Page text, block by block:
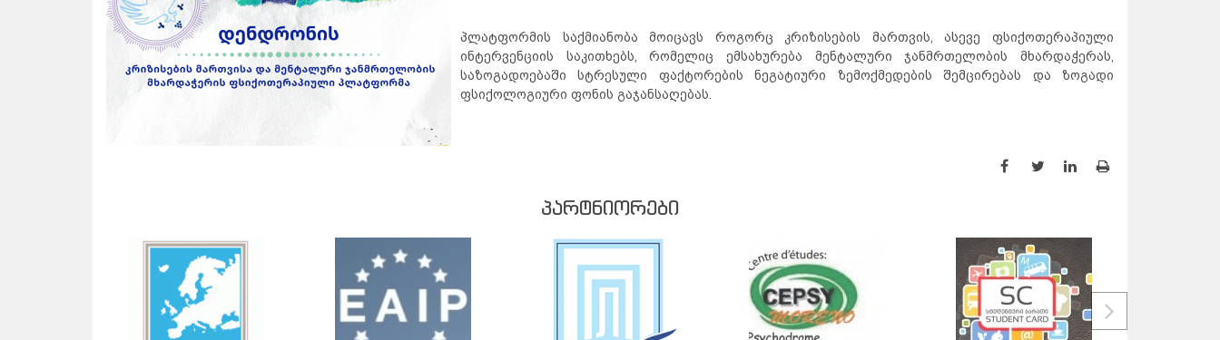
პლატფორმის საქმიანობა მოიცავს როგორც კრიზისების მართვის, ასევე ფსიქოთერაპიული
ინტერვენციის საკითხებს, რომელიც ემსახურება მენტალური ჯანმრთელობის მხარდაჭერას,
საზოგადოებაში სტრესული ფაქტორების ნეგატიური ზემოქმედების შემცირებას და ზოგადი
ფსიქოლოგიური ფონის გაჯანსაღებას.
ᲞᲐᲠᲢᲜᲘᲝᲠᲔᲑᲘ